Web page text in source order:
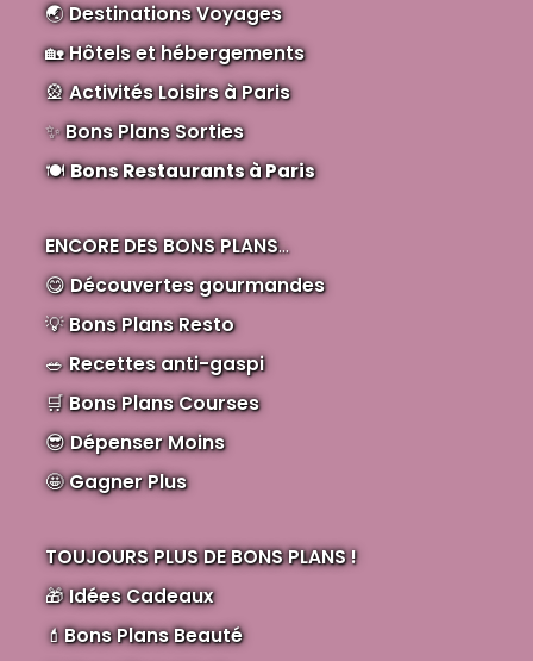
🌏Destinations Voyages
🏡Hôtels et hébergements
🎡Activités Loisirs à Paris
✨Bons Plans Sorties
🍽️Bons Restaurants à Paris
ENCORE DES BONS PLANS...
😋Découvertes gourmandes
💡Bons Plans Resto
🥗Recettes anti-gaspi
🛒Bons Plans Courses
😎Dépenser Moins
🤩Gagner Plus
TOUJOURS PLUS DE BONS PLANS !
🎁Idées Cadeaux
💄Bons Plans Beauté